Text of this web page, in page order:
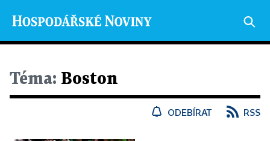
Téma: Boston
ODEBÍRAT RSS